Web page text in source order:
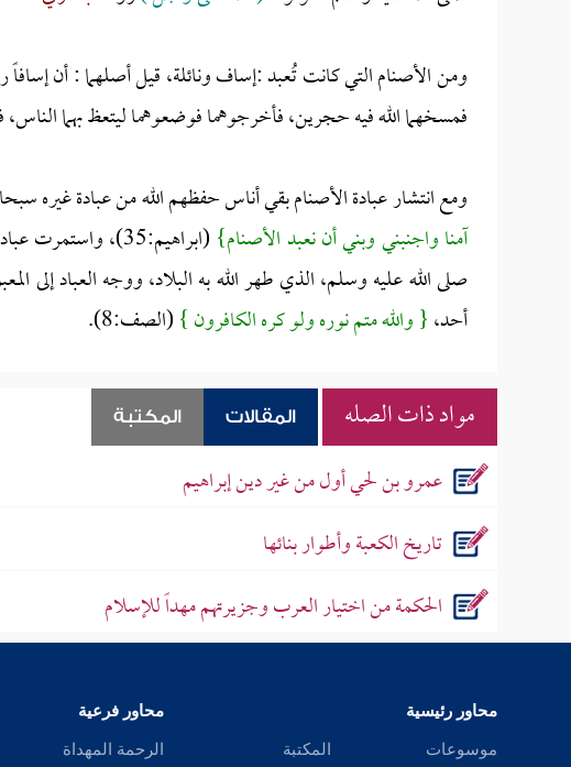
ومن الأصنام التي كانت تُعبد :إساف ونائلة، قيل أصلهما : أن
فمسخهما الله فيه حجرين، فأخرجوهما فوضعوهما ليتعظ بهما الناس،
ومع انتشار عبادة الأصنام بقي أناس حفظهم الله من عبادة غيره
آمنا واجنبني وبني أن نعبد الأصنام}
(ابراهيم:35)،
صلى الله عليه وسلم، الذي طهر الله به البلاد، ووجه العباد إلى
أحد،{ والله متم نوره ولو كره الكافرون }(الصف:8).
مواد ذات الصله المقالات المكتبة
عمرو بن لحي أول من غير دين إبراهيم
تاريخ الكعبة وأطوار بنائها
الحكمة من اختيار العرب وجزيرتهم مهداً للإسلام
محاور رئيسية
موسوعات المكتبة
محاور فرعية
الرحمة المهداة